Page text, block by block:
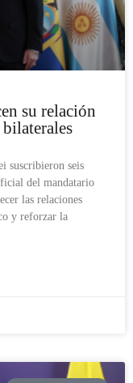
su relación
suscribieron seis
del mandatario
las relaciones
y reforzar la